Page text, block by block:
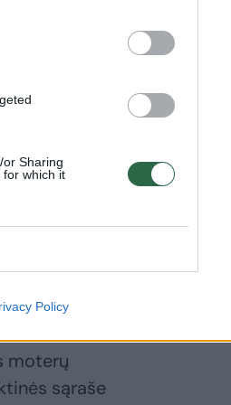
Sharing
which it
Policy
išplatintame
MLKL
asmeninę
tai patvirtinti,
dienoms iki
vadovybė nebuvo
moterų
sąraše